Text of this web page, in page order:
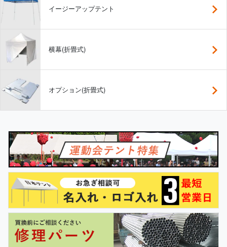
イージーアップテント
横幕(折畳式)
オプション(折畳式)